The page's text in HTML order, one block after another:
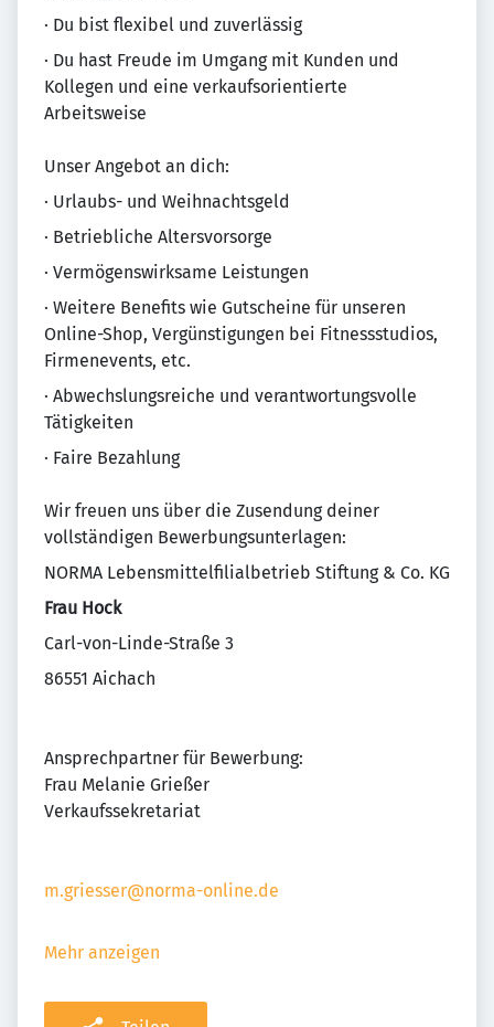
· Du bist flexibel und zuverlässig
· Du hast Freude im Umgang mit Kunden und
Kollegen und eine verkaufsorientierte
Arbeitsweise
Unser Angebot an dich:
· Urlaubs- und Weihnachtsgeld
· Betriebliche Altersvorsorge
· Vermögenswirksame Leistungen
· Weitere Benefits wie Gutscheine für unseren
Online-Shop, Vergünstigungen bei Fitnessstudios,
Firmenevents, etc.
· Abwechslungsreiche und verantwortungsvolle
Tätigkeiten
· Faire Bezahlung
Wir freuen uns über die Zusendung deiner
vollständigen Bewerbungsunterlagen:
NORMA Lebensmittelfilialbetrieb Stiftung & Co. KG
Frau Hock
Carl-von-Linde-Straße 3
86551 Aichach
Ansprechpartner für Bewerbung:
Frau Melanie Grießer
Verkaufssekretariat
m.griesser@norma-online.de
Mehr anzeigen